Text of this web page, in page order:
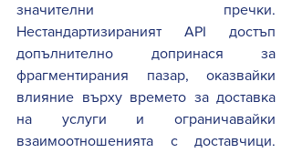
значителни пречки.
Нестандартизираният API достъп
допълнително допринася за
фрагментирания пазар, оказвайки
влияние върху времето за доставка
на услуги и ограничавайки
взаимоотношенията с доставчици.